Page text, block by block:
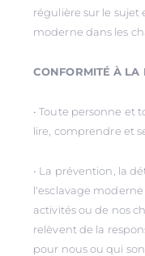
régulière sur le sujet
moderne dans les
CONFORMITÉ À LA
• Toute personne et
lire, comprendre et
• La prévention, la
l'esclavage
activités ou de nos
relèvent de la
pour nous ou qui